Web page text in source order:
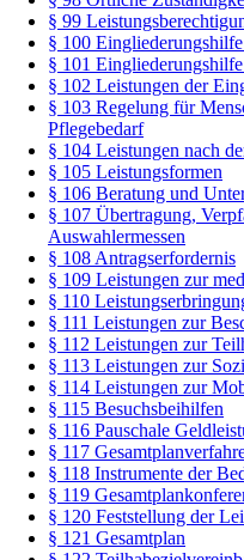
§ 99
§ 100
§ 101
§ 102 Leistungen der
§ 103 Regelung für
Pflegebedarf
§ 104 Leistungen nach
§ 105 Leistungsformen
§ 106 Beratung und
§ 107 Übertragung,
Auswahlermessen
§ 108 Antragserfordernis
§ 109 Leistungen zur
§ 110
§ 111 Leistungen zur
§ 112 Leistungen zur
§ 113 Leistungen zur
§ 114 Leistungen zur
§ 115 Besuchsbeihilfen
§ 116 Pauschale
§ 117
§ 118 Instrumente der
§ 119
§ 120 Feststellung der
§ 121 Gesamtplan